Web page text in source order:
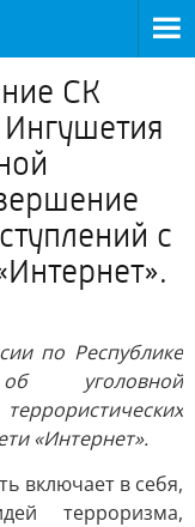
СК
с
по Республике
уголовной
«Интернет».
включает в себя,
терроризма,